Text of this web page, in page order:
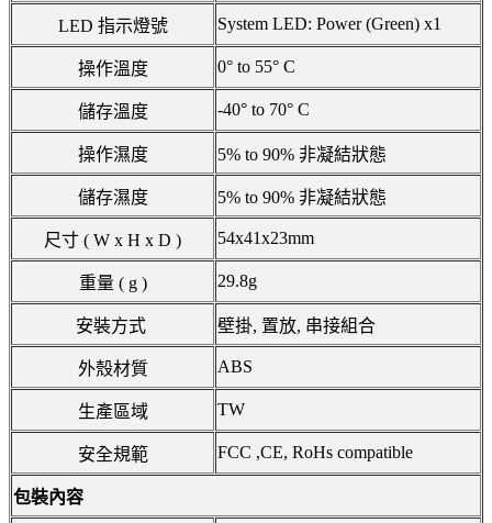
LED 指示燈號
System LED: Power (Green) x1
操作溫度 0° to 55° C
儲存溫度 -40° to 70° C
操作濕度 5% to 90% 非凝結狀態
儲存濕度 5% to 90% 非凝結狀態
尺寸 ( W x H x D ) 54x41x23mm
重量 ( g ) 29.8g
安裝方式 壁掛, 置放, 串接組合
外殼材質 ABS
生產區域 TW
安全規範 FCC ,CE, RoHs compatible
包裝內容